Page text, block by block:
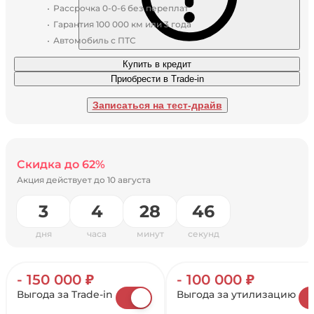
Скидка до 62%
Акция действует до 10 августа
3
дня
4
часа
28
минут
46
секунд
Рассрочка 0-0-6 без переплат
Гарантия 100 000 км или 3 года
Автомобиль с ПТС
Купить в кредит
Приобрести в Trade-in
Записаться на тест-драйв
- 150 000 ₽
Выгода за Trade-in
- 100 000 ₽
Выгода за утилизацию